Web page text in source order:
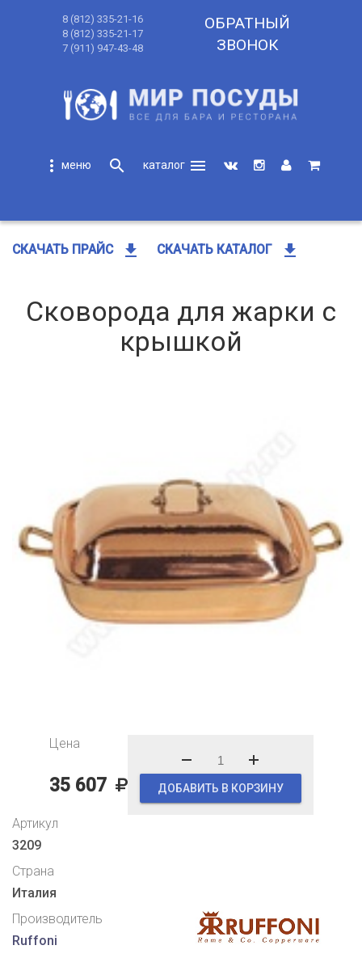
8 (812) 335-21-16
8 (812) 335-21-17
7 (911) 947-43-48
ОБРАТНЫЙ
ЗВОНОК
more_vert search
menu
СКАЧАТЬ ПРАЙС get_app СКАЧАТЬ КАТАЛОГ get_app
Сковорода для жарки с
крышкой
Цена
35 607 ДОБАВИТЬ В КОРЗИНУ
Артикул
3209
Страна
Италия
Производитель
Ruffoni